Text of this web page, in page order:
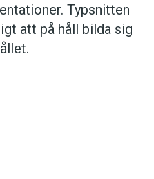
Typsnitten
att på håll bilda sig